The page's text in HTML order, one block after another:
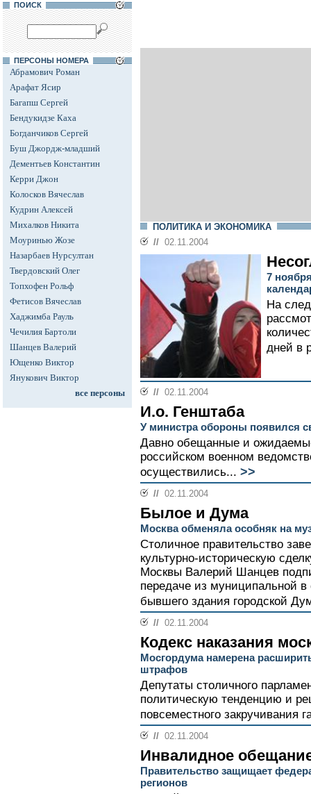
ПОИСК
ПЕРСОНЫ НОМЕРА
Абрамович Роман
Арафат Ясир
Багапш Сергей
Бендукидзе Каха
Богданчиков Сергей
Буш Джордж-младший
Дементьев Константин
Керри Джон
Колосков Вячеслав
Кудрин Алексей
Михалков Никита
Моуринью Жозе
Назарбаев Нурсултан
Твердовский Олег
Топхофен Рольф
Фетисов Вячеслав
Хаджимба Рауль
Чечилия Бартоли
Шанцев Валерий
Ющенко Виктор
Янукович Виктор
все персоны
ПОЛИТИКА И ЭКОНОМИКА
// 02.11.2004
7
На
дней в
// 02.11.2004
И.о. Генштаба
У министра обороны появился
Давно обещанные и
российском военном
осуществились... >>
// 02.11.2004
Былое и Дума
Москва обменяла особняк на
Столичное правительство
культурно-историческую
Москвы Валерий Шанцев
передаче из муниципальной
бывшего здания городской
// 02.11.2004
Кодекс наказания
Мосгордума намерена
штрафов
Депутаты столичного
политическую тенденцию и
повсеместного закручивания
// 02.11.2004
Инвалидное
Правительство защищает
регионов